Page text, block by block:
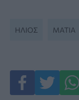
ΗΛΙΟΣ ΜΆΤΙΑ